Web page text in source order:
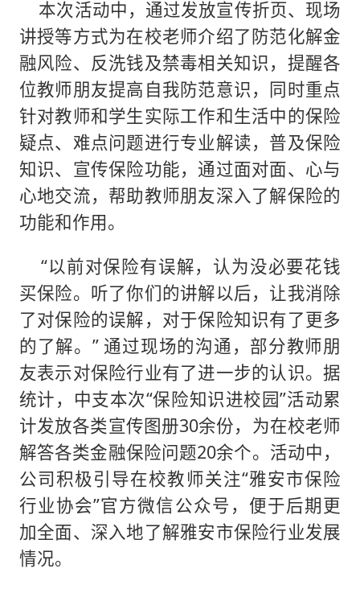
本次活动中，通过发放宣传折页、现场
讲授等方式为在校老师介绍了防范化解金
融风险、反洗钱及禁毒相关知识，提醒各
位教师朋友提高自我防范意识，同时重点
针对教师和学生实际工作和生活中的保险
疑点、难点问题进行专业解读，普及保险
知识、宣传保险功能，通过面对面、心与
心地交流，帮助教师朋友深入了解保险的
功能和作用。
“以前对保险有误解，认为没必要花钱
买保险。听了你们的讲解以后，让我消除
了对保险的误解，对于保险知识有了更多
的了解。” 通过现场的沟通，部分教师朋
友表示对保险行业有了进一步的认识。据
统计，中支本次“保险知识进校园”活动累
计发放各类宣传图册30余份，为在校老师
解答各类金融保险问题20余个。活动中，
公司积极引导在校教师关注“雅安市保险
行业协会”官方微信公众号，便于后期更
加全面、深入地了解雅安市保险行业发展
情况。